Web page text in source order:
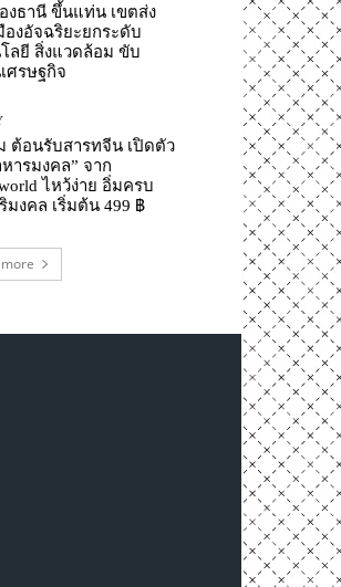
งธานี ขึ้นแท่น เขตส่ง
องอัจฉริยะยกระดับ
ลยี สิ่งแวดล้อม ขับ
ศรษฐกิจ
ต้อนรับสารทจีน เปิดตัว
ารมงคล” จาก
ไหว้ง่าย อิ่มครบ
มงคล เริ่มต้น 499 ฿